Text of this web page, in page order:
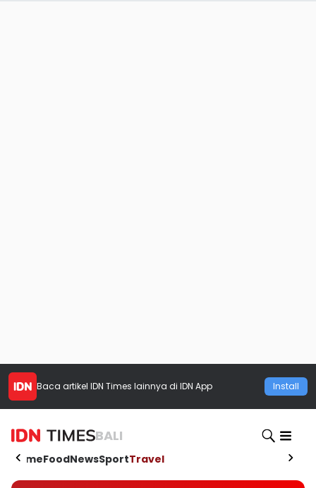
Baca artikel IDN Times lainnya di IDN App Install
BALI
HomeFoodNewsSportTravel